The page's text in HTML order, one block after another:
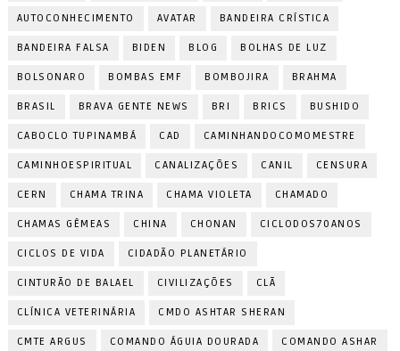
AUTOCONHECIMENTO AVATAR BANDEIRA CRÍSTICA
BANDEIRA FALSA BIDEN BLOG BOLHAS DE LUZ
BOLSONARO BOMBAS EMF BOMBOJIRA BRAHMA
BRASIL BRAVA GENTE NEWS BRI BRICS BUSHIDO
CABOCLO TUPINAMBÁ CAD CAMINHANDOCOMOMESTRE
CAMINHOESPIRITUAL CANALIZAÇÕES CANIL CENSURA
CERN CHAMA TRINA CHAMA VIOLETA CHAMADO
CHAMAS GÊMEAS CHINA CHONAN CICLODOS70ANOS
CICLOS DE VIDA CIDADÃO PLANETÁRIO
CINTURÃO DE BALAEL CIVILIZAÇÕES CLÃ
CLÍNICA VETERINÁRIA CMDO ASHTAR SHERAN
CMTE ARGUS COMANDO ÁGUIA DOURADA COMANDO ASHAR